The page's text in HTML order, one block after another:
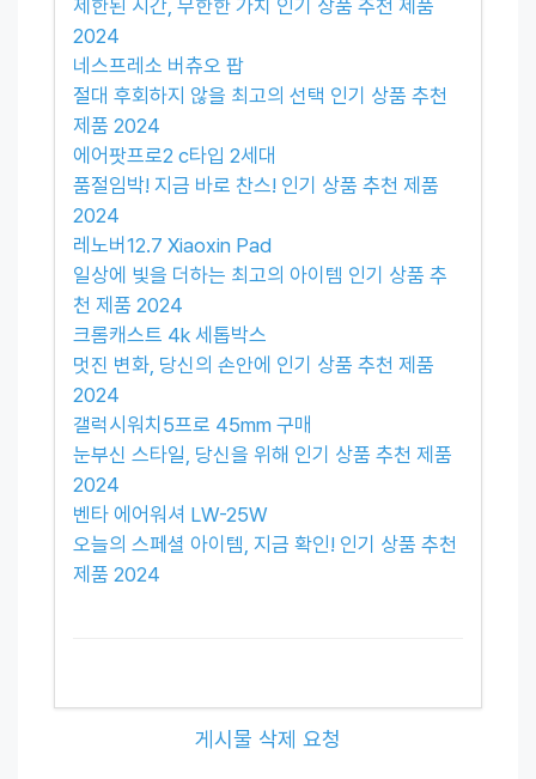
제한된 시간, 무한한 가치 인기 상품 추천 제품
2024
네스프레소 버츄오 팝
절대 후회하지 않을 최고의 선택 인기 상품 추천
제품 2024
에어팟프로2 c타입 2세대
품절임박! 지금 바로 찬스! 인기 상품 추천 제품
2024
레노버12.7 Xiaoxin Pad
일상에 빛을 더하는 최고의 아이템 인기 상품 추
천 제품 2024
크롬캐스트 4k 세톱박스
멋진 변화, 당신의 손안에 인기 상품 추천 제품
2024
갤럭시워치5프로 45mm 구매
눈부신 스타일, 당신을 위해 인기 상품 추천 제품
2024
벤타 에어워셔 LW-25W
오늘의 스페셜 아이템, 지금 확인! 인기 상품 추천
제품 2024
게시물 삭제 요청